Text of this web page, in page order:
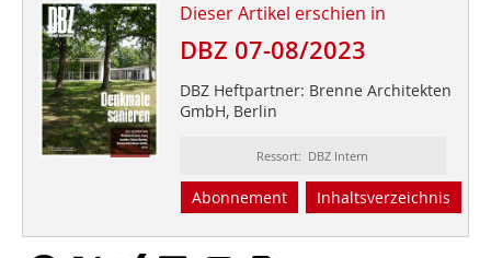
Dieser Artikel erschien in
DBZ 07-08/2023
DBZ Heftpartner: Brenne Architekten
GmbH, Berlin
Ressort: DBZ Intern
Abonnement Inhaltsverzeichnis